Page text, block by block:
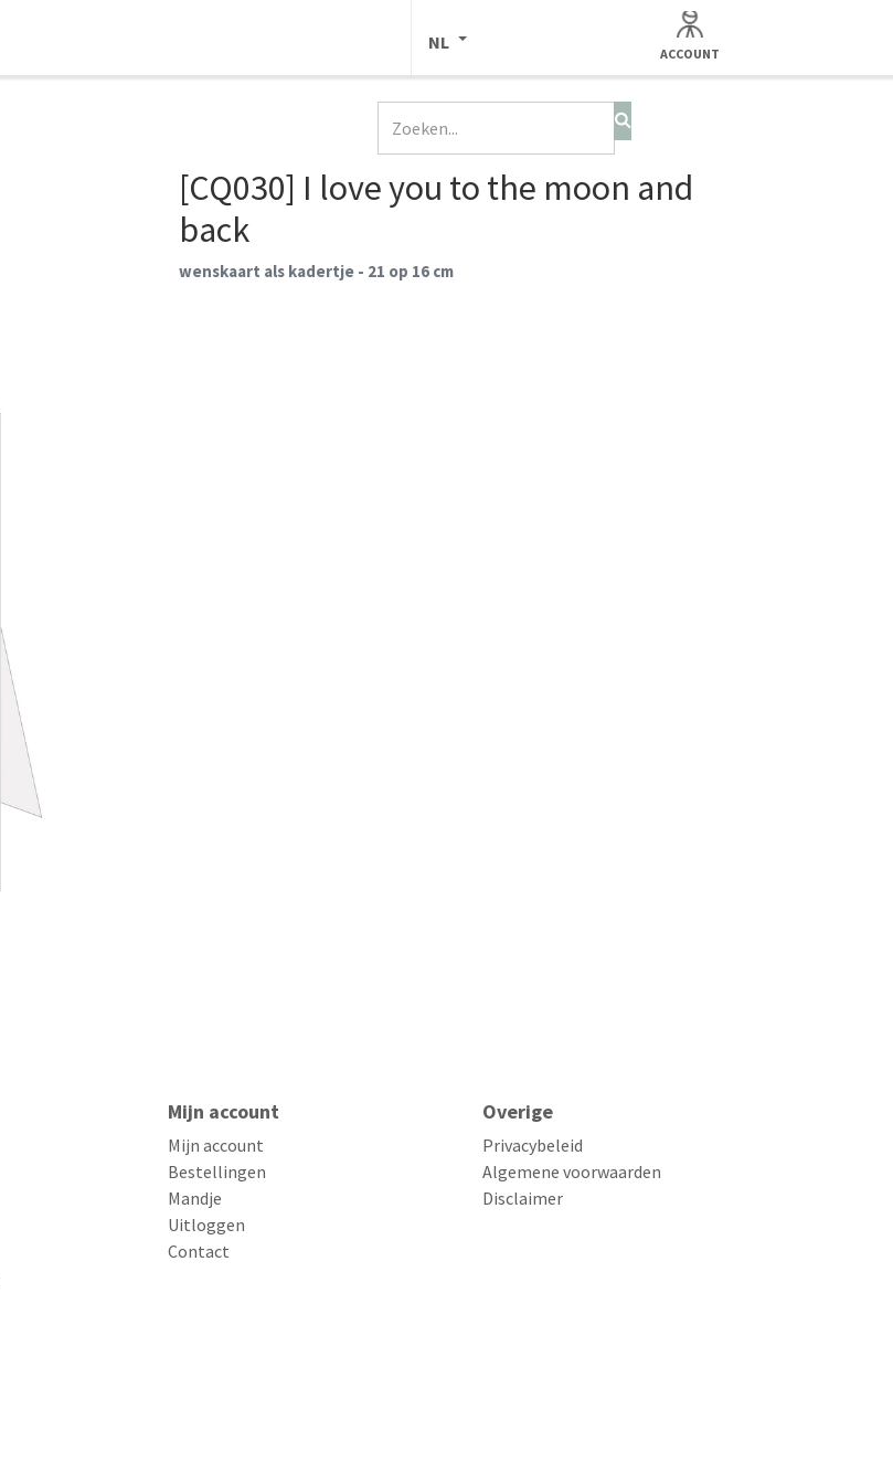
NL
ACCOUNT
[CQ030] I love you to the moon and
back
wenskaart als kadertje - 21 op 16 cm
Mijn account
Mijn account
Bestellingen
Mandje
Uitloggen
Contact
Overige
Privacybeleid
Algemene voorwaarden
Disclaimer